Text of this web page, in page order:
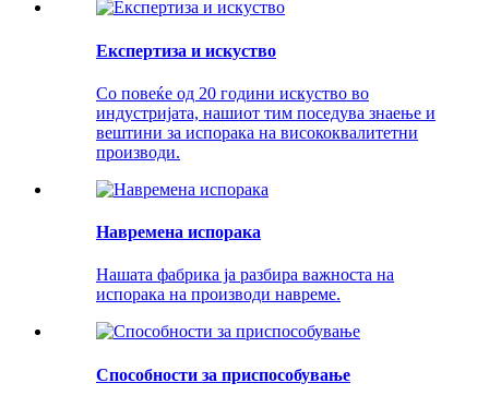
Експертиза и искуство
Со повеќе од 20 години искуство во
индустријата, нашиот тим поседува знаење и
вештини за испорака на висококвалитетни
производи.
Навремена испорака
Нашата фабрика ја разбира важноста на
испорака на производи навреме.
Способности за приспособување